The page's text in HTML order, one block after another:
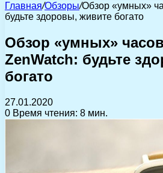
Главная/Обзоры/Обзор «умных»
будьте здоровы, живите богато
Обзор «умных»
ZenWatch: будьте
богато
27.01.2020
0 Время чтения: 8 мин.